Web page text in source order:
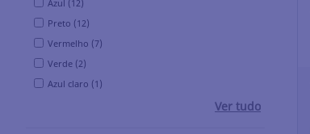
Azul (12)
Preto (12)
Vermelho (7)
Verde (2)
Azul claro (1)
Ver tudo